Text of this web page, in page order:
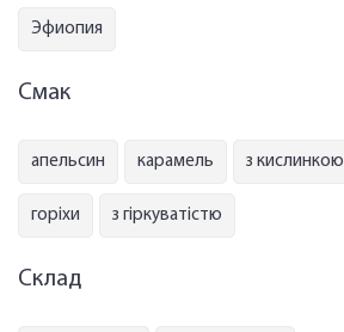
Эфиопия
Смак
апельсин карамель з кислинкою
горіхи з гіркуватістю
Склад